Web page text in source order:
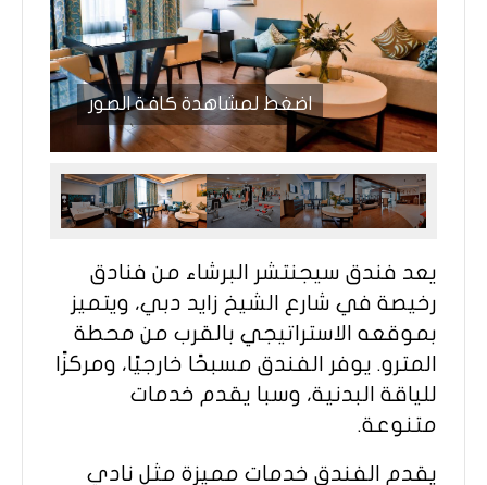
اضغط لمشاهدة كافة الصور
يعد فندق سيجنتشر البرشاء من فنادق
رخيصة في شارع الشيخ زايد دبي، ويتميز
بموقعه الاستراتيجي بالقرب من محطة
المترو. يوفر الفندق مسبحًا خارجيًا، ومركزًا
للياقة البدنية، وسبا يقدم خدمات
متنوعة.​
يقدم الفندق خدمات مميزة مثل نادي